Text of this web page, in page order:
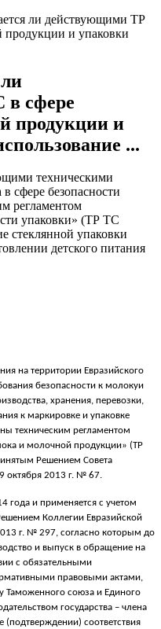
ли действующими ТР
продукции и упаковки
сфере
продукции и
...
техническими
сфере безопасности
регламентом
упаковки» (ТР ТС
стеклянной упаковки
детского питания
на территории Евразийского
безопасности к молокуи
хранения, перевозки,
к маркировке и упаковке
техническим регламентом
и молочной продукции» (ТР
Решением Совета
октября 2013 г. № 67.
года и применяется с учетом
Коллегии Евразийской
г. № 297, согласно которым до
и выпуск в обращение на
с обязательными
правовыми актами,
Таможенного союза и Единого
государства – члена
соответствия